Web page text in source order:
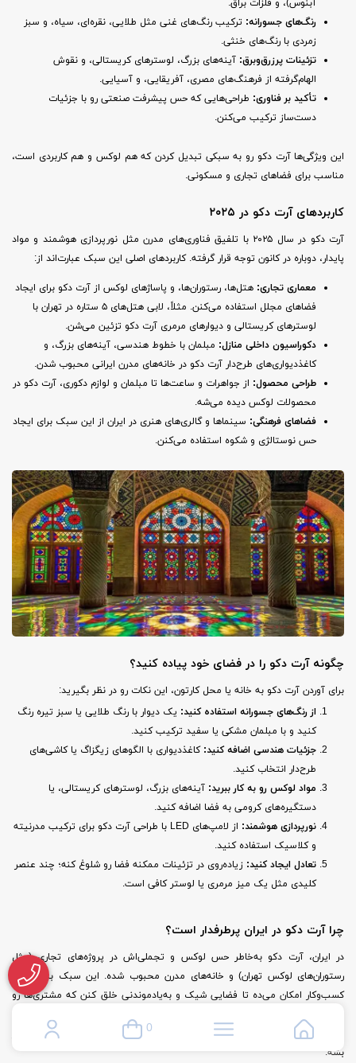
0
آبنوس)، و فلزات براق.
رنگ‌های جسورانه: ترکیب رنگ‌های غنی مثل طلایی، نقره‌ای، سیاه، و سبز
زمردی با رنگ‌های خنثی.
تزئینات پرزرق‌وبرق: آینه‌های بزرگ، لوسترهای کریستالی، و نقوش
الهام‌گرفته از فرهنگ‌های مصری، آفریقایی، و آسیایی.
تأکید بر فناوری: طراحی‌هایی که حس پیشرفت صنعتی رو با جزئیات
دست‌ساز ترکیب می‌کنن.
این ویژگی‌ها آرت دکو رو به سبکی تبدیل کردن که هم لوکس و هم کاربردی است،
مناسب برای فضاهای تجاری و مسکونی.
کاربردهای آرت دکو در ۲۰۲۵
آرت دکو در سال ۲۰۲۵ با تلفیق فناوری‌های مدرن مثل نورپردازی هوشمند و مواد
پایدار، دوباره در کانون توجه قرار گرفته. کاربردهای اصلی این سبک عبارت‌اند از:
معماری تجاری: هتل‌ها، رستوران‌ها، و پاساژهای لوکس از آرت دکو برای ایجاد
فضاهای مجلل استفاده می‌کنن. مثلاً، لابی هتل‌های ۵ ستاره در تهران با
لوسترهای کریستالی و دیوارهای مرمری آرت دکو تزئین می‌شن.
دکوراسیون داخلی منازل: مبلمان با خطوط هندسی، آینه‌های بزرگ، و
کاغذدیواری‌های طرح‌دار آرت دکو در خانه‌های مدرن ایرانی محبوب شدن.
طراحی محصول: از جواهرات و ساعت‌ها تا مبلمان و لوازم دکوری، آرت دکو در
محصولات لوکس دیده می‌شه.
فضاهای فرهنگی: سینماها و گالری‌های هنری در ایران از این سبک برای ایجاد
حس نوستالژی و شکوه استفاده می‌کنن.
چگونه آرت دکو را در فضای خود پیاده کنید؟
برای آوردن آرت دکو به خانه یا محل کارتون، این نکات رو در نظر بگیرید:
از رنگ‌های جسورانه استفاده کنید: یک دیوار با رنگ طلایی یا سبز تیره رنگ
کنید و با مبلمان مشکی یا سفید ترکیب کنید.
جزئیات هندسی اضافه کنید: کاغذدیواری با الگوهای زیگزاگ یا کاشی‌های
طرح‌دار انتخاب کنید.
مواد لوکس رو به کار ببرید: آینه‌های بزرگ، لوسترهای کریستالی، یا
دستگیره‌های کرومی به فضا اضافه کنید.
نورپردازی هوشمند:
از لامپ‌های LED با طراحی آرت دکو برای ترکیب مدرنیته
و کلاسیک استفاده کنید.
تعادل ایجاد کنید: زیاده‌روی در تزئینات ممکنه فضا رو شلوغ کنه؛ چند عنصر
کلیدی مثل یک میز مرمری یا لوستر کافی است.
چرا آرت دکو در ایران پرطرفدار است؟
در ایران، آرت دکو به‌خاطر حس لوکس و تجملی‌اش در پروژه‌های تجاری (مثل
رستوران‌های لوکس تهران) و خانه‌های مدرن محبوب شده. این سبک به صاحبان
کسب‌وکار امکان می‌ده تا فضایی شیک و به‌یادموندنی خلق کنن که مشتری‌ها رو
الهام‌گرفته از معماری اسلامی) باعث شده این سبک برای پروژه‌های محلی جذاب‌تر
بشه.